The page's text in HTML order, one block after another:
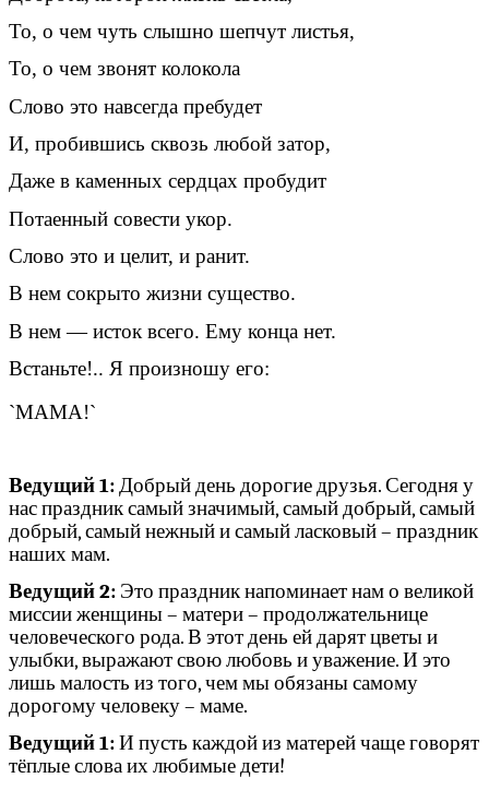
То, о чем чуть слышно шепчут листья,
То, о чем звонят колокола
Слово это навсегда пребудет
И, пробившись сквозь любой затор,
Даже в каменных сердцах пробудит
Потаенный совести укор.
Слово это и целит, и ранит.
В нем сокрыто жизни существо.
В нем — исток всего. Ему конца нет.
Встаньте!.. Я произношу его:
`МАМА!`
Ведущий 1:Добрый день дорогие друзья. Сегодня у
нас праздник самый значимый, самый добрый, самый
добрый, самый нежный и самый ласковый – праздник
наших мам.
Ведущий 2: Это праздник напоминает нам о великой
миссии женщины – матери – продолжательнице
человеческого рода. В этот день ей дарят цветы и
улыбки, выражают свою любовь и уважение. И это
лишь малость из того, чем мы обязаны самому
дорогому человеку – маме.
Ведущий 1:И пусть каждой из матерей чаще говорят
тёплые слова их любимые дети!